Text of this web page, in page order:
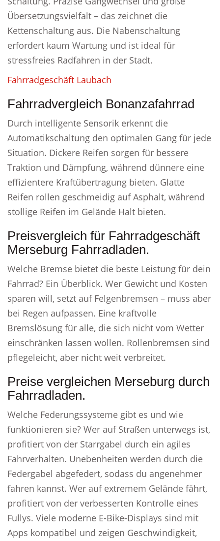
Übersetzungsvielfalt – das zeichnet die
Kettenschaltung aus. Die Nabenschaltung
erfordert kaum Wartung und ist ideal für
stressfreies Radfahren in der Stadt.
Fahrradgeschäft Laubach
Fahrradvergleich Bonanzafahrrad
Durch intelligente Sensorik erkennt die
Automatikschaltung den optimalen Gang für jede
Situation. Dickere Reifen sorgen für bessere
Traktion und Dämpfung, während dünnere eine
effizientere Kraftübertragung bieten. Glatte
Reifen rollen geschmeidig auf Asphalt, während
stollige Reifen im Gelände Halt bieten.
Preisvergleich für Fahrradgeschäft
Merseburg Fahrradladen.
Welche Bremse bietet die beste Leistung für dein
Fahrrad? Ein Überblick. Wer Gewicht und Kosten
sparen will, setzt auf Felgenbremsen – muss aber
bei Regen aufpassen. Eine kraftvolle
Bremslösung für alle, die sich nicht vom Wetter
einschränken lassen wollen. Rollenbremsen sind
pflegeleicht, aber nicht weit verbreitet.
Preise vergleichen Merseburg durch
Fahrradladen.
Welche Federungssysteme gibt es und wie
funktionieren sie? Wer auf Straßen unterwegs ist,
profitiert von der Starrgabel durch ein agiles
Fahrverhalten. Unebenheiten werden durch die
Federgabel abgefedert, sodass du angenehmer
fahren kannst. Wer auf extremem Gelände fährt,
profitiert von der verbesserten Kontrolle eines
Fullys. Viele moderne E-Bike-Displays sind mit
Apps kompatibel und zeigen Geschwindigkeit,